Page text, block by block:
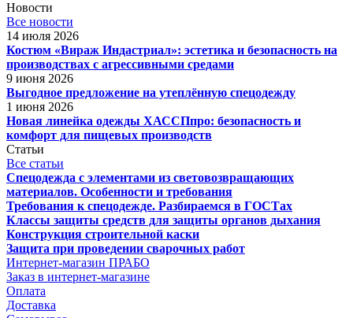
Новости
Все новости
14 июля 2026
Костюм «Вираж Индастриал»: эстетика и безопасность на
производствах с агрессивными средами
9 июня 2026
Выгодное предложение на утеплённую спецодежду
1 июня 2026
Новая линейка одежды ХАССПпро: безопасность и
комфорт для пищевых производств
Статьи
Все статьи
Спецодежда с элементами из световозвращающих
материалов. Особенности и требования
Требования к спецодежде. Разбираемся в ГОСТах
Классы защиты средств для защиты органов дыхания
Конструкция строительной каски
Защита при проведении сварочных работ
Интернет-магазин ПРАБО
Заказ в интернет-магазине
Оплата
Доставка